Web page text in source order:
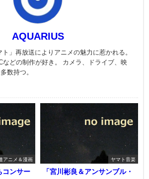
AQUARIUS
ト」再放送によりアニメの魅力に惹かれる。
などの制作が好き。 カメラ、ドライブ、映
数持つ。
アニメ＆漫画
コンサー
ヤマト音楽
「宮川彬良＆アンサンブル・